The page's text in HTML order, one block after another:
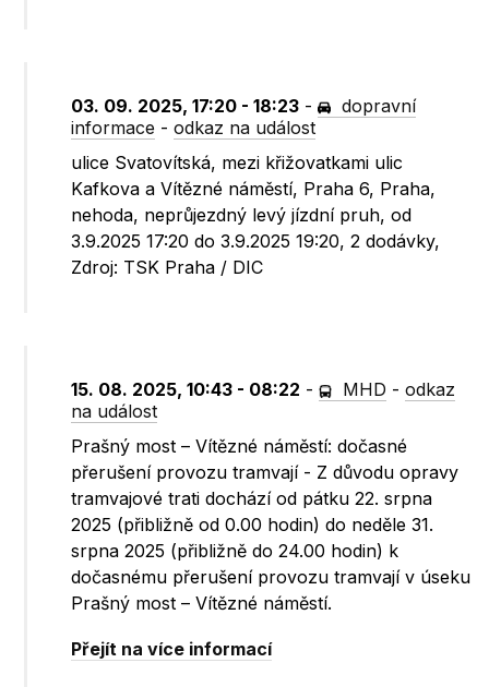
03. 09. 2025, 17:20 - 18:23 -
dopravní
informace -odkaz na událost
ulice Svatovítská, mezi křižovatkami ulic
Kafkova a Vítězné náměstí, Praha 6, Praha,
nehoda, neprůjezdný levý jízdní pruh, od
3.9.2025 17:20 do 3.9.2025 19:20, 2 dodávky,
Zdroj: TSK Praha / DIC
15. 08. 2025, 10:43 - 08:22 - MHD -odkaz
na událost
Prašný most – Vítězné náměstí: dočasné
přerušení provozu tramvají - Z důvodu opravy
tramvajové trati dochází od pátku 22. srpna
2025 (přibližně od 0.00 hodin) do neděle 31.
srpna 2025 (přibližně do 24.00 hodin) k
dočasnému přerušení provozu tramvají v úseku
Prašný most – Vítězné náměstí.
Přejít na více informací